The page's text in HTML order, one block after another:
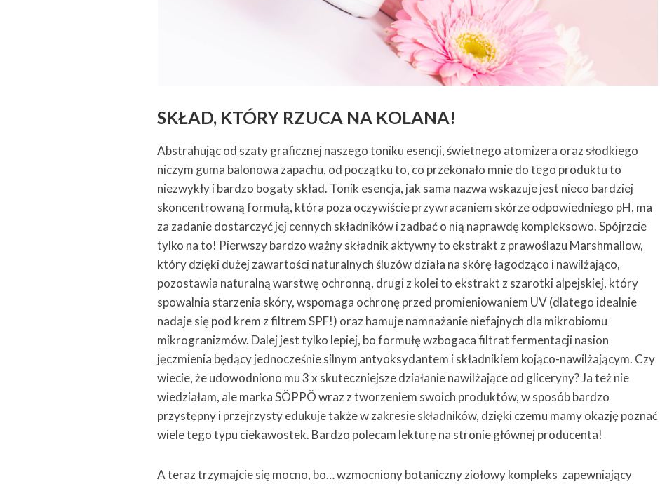
SKŁAD, KTÓRY RZUCA NA KOLANA!
Abstrahując od szaty graficznej naszego toniku esencji, świetnego atomizera oraz słodkiego
niczym guma balonowa zapachu, od początku to, co przekonało mnie do tego produktu to
niezwykły i bardzo bogaty skład. Tonik esencja, jak sama nazwa wskazuje jest nieco bardziej
skoncentrowaną formułą, która poza oczywiście przywracaniem skórze odpowiedniego pH, ma
za zadanie dostarczyć jej cennych składników i zadbać o nią naprawdę kompleksowo. Spójrzcie
tylko na to! Pierwszy bardzo ważny składnik aktywny to ekstrakt z prawoślazu Marshmallow,
który dzięki dużej zawartości naturalnych śluzów działa na skórę łagodząco i nawilżająco,
pozostawia naturalną warstwę ochronną, drugi z kolei to ekstrakt z szarotki alpejskiej, który
spowalnia starzenia skóry, wspomaga ochronę przed promieniowaniem UV (dlatego idealnie
nadaje się pod krem z filtrem SPF!) oraz hamuje namnażanie niefajnych dla mikrobiomu
mikrogranizmów. Dalej jest tylko lepiej, bo formułę wzbogaca filtrat fermentacji nasion
jęczmienia będący jednocześnie silnym antyoksydantem i składnikiem kojąco-nawilżającym. Czy
wiecie, że udowodniono mu 3 x skuteczniejsze działanie nawilżające od gliceryny? Ja też nie
wiedziałam, ale marka SÖPPÖ wraz z tworzeniem swoich produktów, w sposób bardzo
przystępny i przejrzysty edukuje także w zakresie składników, dzięki czemu mamy okazję poznać
wiele tego typu ciekawostek. Bardzo polecam lekturę na stronie głównej producenta!
A teraz trzymajcie się mocno, bo… wzmocniony botaniczny ziołowy kompleks zapewniający